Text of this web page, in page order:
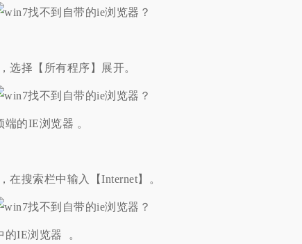
选择【所有程序】展开。
的IE浏览器 。
在搜索栏中输入【Internet】。
IE浏览器 。